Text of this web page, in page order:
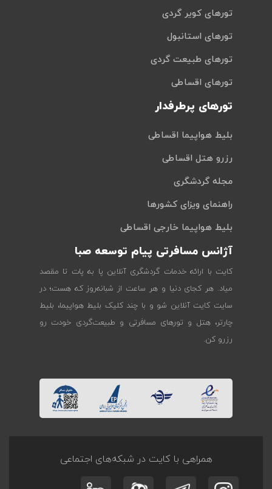
تورهای کویر گردی
تورهای استانبول
تورهای طبیعت گردی
تورهای اقساطی
تورهای پرطرفدار
بلیط هواپیما اقساطی
رزرو هتل اقساطی
مجله گردشگری
راهنمای ویزای کشورها
بلیط هواپیما خارجی اقساطی
آژانس مسافرتی پیام توسعه صبا
کایت با ارائه خدمات گردشگری آنلاین پا به پات تا مقصد
میاد. هر کجای دنیا و هر ساعت از شبانه‌روز که هست؛ در
سایت کایت آنلاین شو و با چند کلیک بلیط هواپیما، بلیط
چارتر، هتل و تورهای مسافرتی و طبیعت‌گردی خودت رو
رزرو کن.
همراهی با کایت در شبکه‌های اجتماعی